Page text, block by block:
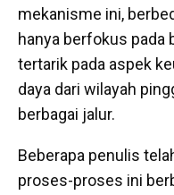
mekanisme ini,
hanya berfokus pada
tertarik pada aspek
daya dari wilayah
berbagai jalur.
Beberapa penulis
proses-proses ini